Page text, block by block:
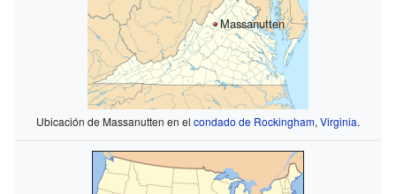
Massanutten
Ubicación de Massanutten en el condado de Rockingham, Virginia.